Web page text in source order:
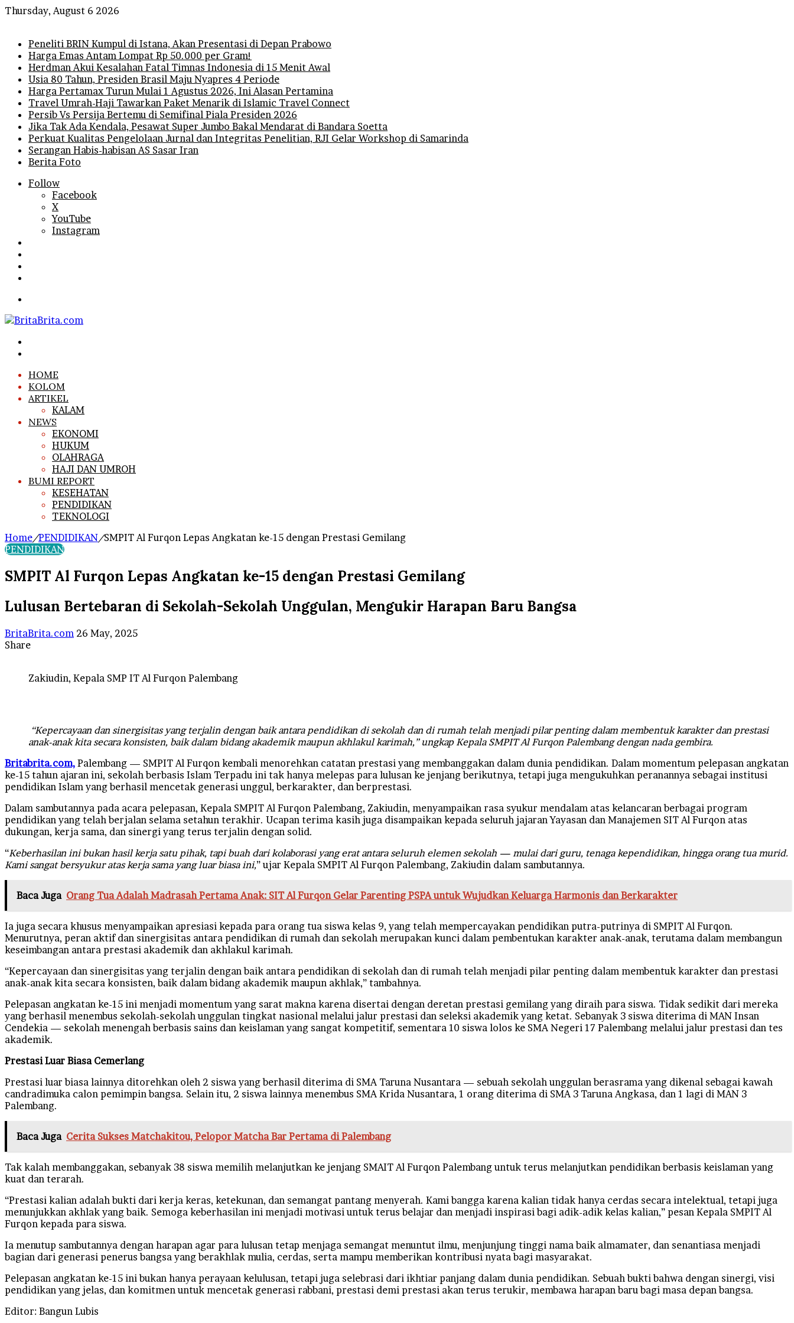
Thursday, August 6 2026
Peneliti BRIN Kumpul di Istana, Akan Presentasi di Depan Prabowo
Harga Emas Antam Lompat Rp 50.000 per Gram!
Herdman Akui Kesalahan Fatal Timnas Indonesia di 15 Menit Awal
Usia 80 Tahun, Presiden Brasil Maju Nyapres 4 Periode
Harga Pertamax Turun Mulai 1 Agustus 2026, Ini Alasan Pertamina
Travel Umrah-Haji Tawarkan Paket Menarik di Islamic Travel Connect
Persib Vs Persija Bertemu di Semifinal Piala Presiden 2026
Jika Tak Ada Kendala, Pesawat Super Jumbo Bakal Mendarat di Bandara Soetta
Perkuat Kualitas Pengelolaan Jurnal dan Integritas Penelitian, RJI Gelar Workshop di Samarinda
Serangan Habis-habisan AS Sasar Iran
Berita Foto
Follow
Facebook
X
YouTube
Instagram
HOME
KOLOM
ARTIKEL
KALAM
NEWS
EKONOMI
HUKUM
OLAHRAGA
HAJI DAN UMROH
BUMI REPORT
KESEHATAN
PENDIDIKAN
TEKNOLOGI
Home/PENDIDIKAN/SMPIT Al Furqon Lepas Angkatan ke-15 dengan Prestasi Gemilang
PENDIDIKAN
SMPIT Al Furqon Lepas Angkatan ke-15 dengan Prestasi Gemilang
Lulusan Bertebaran di Sekolah-Sekolah Unggulan, Mengukir Harapan Baru Bangsa
BritaBrita.com Send
26 May, 2025
Share
Zakiudin, Kepala SMP IT Al Furqon Palembang
“Kepercayaan dan sinergisitas yang terjalin dengan baik antara pendidikan di sekolah dan di rumah telah menjadi pilar penting dalam membentuk karakter dan prestasi
anak-anak kita secara konsisten, baik dalam bidang akademik maupun akhlakul karimah,” ungkap Kepala SMPIT Al Furqon Palembang dengan nada gembira.
Britabrita.com, Palembang — SMPIT Al Furqon kembali menorehkan catatan prestasi yang membanggakan dalam dunia pendidikan. Dalam momentum pelepasan angkatan
ke-15 tahun ajaran ini, sekolah berbasis Islam Terpadu ini tak hanya melepas para lulusan ke jenjang berikutnya, tetapi juga mengukuhkan peranannya sebagai institusi
pendidikan Islam yang berhasil mencetak generasi unggul, berkarakter, dan berprestasi.
Dalam sambutannya pada acara pelepasan, Kepala SMPIT Al Furqon Palembang, Zakiudin, menyampaikan rasa syukur mendalam atas kelancaran berbagai program
pendidikan yang telah berjalan selama setahun terakhir. Ucapan terima kasih juga disampaikan kepada seluruh jajaran Yayasan dan Manajemen SIT Al Furqon atas
dukungan, kerja sama, dan sinergi yang terus terjalin dengan solid.
“Keberhasilan ini bukan hasil kerja satu pihak, tapi buah dari kolaborasi yang erat antara seluruh elemen sekolah — mulai dari guru, tenaga kependidikan, hingga orang tua murid.
Kami sangat bersyukur atas kerja sama yang luar biasa ini,” ujar Kepala SMPIT Al Furqon Palembang, Zakiudin dalam sambutannya.
Baca Juga Orang Tua Adalah Madrasah Pertama Anak: SIT Al Furqon Gelar Parenting PSPA untuk Wujudkan Keluarga Harmonis dan Berkarakter
Ia juga secara khusus menyampaikan apresiasi kepada para orang tua siswa kelas 9, yang telah mempercayakan pendidikan putra-putrinya di SMPIT Al Furqon.
Menurutnya, peran aktif dan sinergisitas antara pendidikan di rumah dan sekolah merupakan kunci dalam pembentukan karakter anak-anak, terutama dalam membangun
keseimbangan antara prestasi akademik dan akhlakul karimah.
“Kepercayaan dan sinergisitas yang terjalin dengan baik antara pendidikan di sekolah dan di rumah telah menjadi pilar penting dalam membentuk karakter dan prestasi
anak-anak kita secara konsisten, baik dalam bidang akademik maupun akhlak,” tambahnya.
Pelepasan angkatan ke-15 ini menjadi momentum yang sarat makna karena disertai dengan deretan prestasi gemilang yang diraih para siswa. Tidak sedikit dari mereka
yang berhasil menembus sekolah-sekolah unggulan tingkat nasional melalui jalur prestasi dan seleksi akademik yang ketat. Sebanyak 3 siswa diterima di MAN Insan
Cendekia — sekolah menengah berbasis sains dan keislaman yang sangat kompetitif, sementara 10 siswa lolos ke SMA Negeri 17 Palembang melalui jalur prestasi dan tes
akademik.
Prestasi Luar Biasa Cemerlang
Prestasi luar biasa lainnya ditorehkan oleh 2 siswa yang berhasil diterima di SMA Taruna Nusantara — sebuah sekolah unggulan berasrama yang dikenal sebagai kawah
candradimuka calon pemimpin bangsa. Selain itu, 2 siswa lainnya menembus SMA Krida Nusantara, 1 orang diterima di SMA 3 Taruna Angkasa, dan 1 lagi di MAN 3
Palembang.
Baca Juga Cerita Sukses Matchakitou, Pelopor Matcha Bar Pertama di Palembang
Tak kalah membanggakan, sebanyak 38 siswa memilih melanjutkan ke jenjang SMAIT Al Furqon Palembang untuk terus melanjutkan pendidikan berbasis keislaman yang
kuat dan terarah.
“Prestasi kalian adalah bukti dari kerja keras, ketekunan, dan semangat pantang menyerah. Kami bangga karena kalian tidak hanya cerdas secara intelektual, tetapi juga
menunjukkan akhlak yang baik. Semoga keberhasilan ini menjadi motivasi untuk terus belajar dan menjadi inspirasi bagi adik-adik kelas kalian,” pesan Kepala SMPIT Al
Furqon kepada para siswa.
Ia menutup sambutannya dengan harapan agar para lulusan tetap menjaga semangat menuntut ilmu, menjunjung tinggi nama baik almamater, dan senantiasa menjadi
bagian dari generasi penerus bangsa yang berakhlak mulia, cerdas, serta mampu memberikan kontribusi nyata bagi masyarakat.
Pelepasan angkatan ke-15 ini bukan hanya perayaan kelulusan, tetapi juga selebrasi dari ikhtiar panjang dalam dunia pendidikan. Sebuah bukti bahwa dengan sinergi, visi
pendidikan yang jelas, dan komitmen untuk mencetak generasi rabbani, prestasi demi prestasi akan terus terukir, membawa harapan baru bagi masa depan bangsa.
Editor: Bangun Lubis